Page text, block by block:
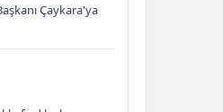
Çaykara'ya